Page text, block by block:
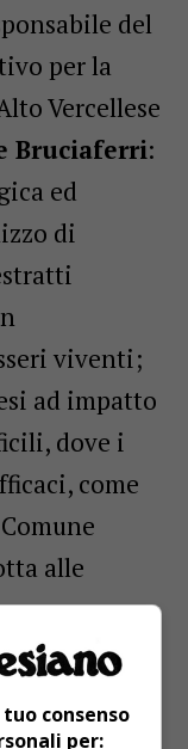
del
per la
Vercellese
Bruciaferri:
ed
di
viventi;
ad impatto
dove i
come
alle
si chiede di
in cui
di
consenso
per: